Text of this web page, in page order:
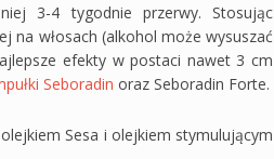
3-4 tygodnie przerwy. Stosując
na włosach (alkohol może wysuszać
efekty w postaci nawet 3 cm
Seboradin oraz Seboradin Forte.
Sesa i olejkiem stymulującym